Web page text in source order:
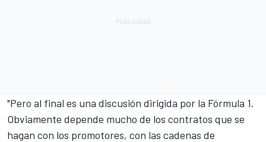
"Pero al final es una discusión dirigida por la Fórmula 1.
Obviamente depende mucho de los contratos que se
hagan con los promotores, con las cadenas de